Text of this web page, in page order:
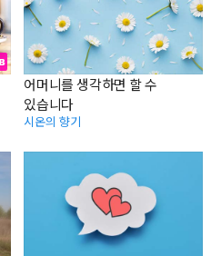
어머니를 생각하면 할 수
있습니다
시온의 향기